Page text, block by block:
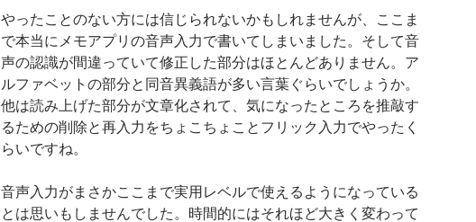
やったことのない方には信じられないかもしれませんが、ここま
で本当にメモアプリの音声入力で書いてしまいました。そして音
声の認識が間違っていて修正した部分はほとんどありません。ア
ルファベットの部分と同音異義語が多い言葉ぐらいでしょうか。
他は読み上げた部分が文章化されて、気になったところを推敲す
るための削除と再入力をちょこちょことフリック入力でやったく
らいですね。
音声入力がまさかここまで実用レベルで使えるようになっている
とは思いもしませんでした。時間的にはそれほど大きく変わって